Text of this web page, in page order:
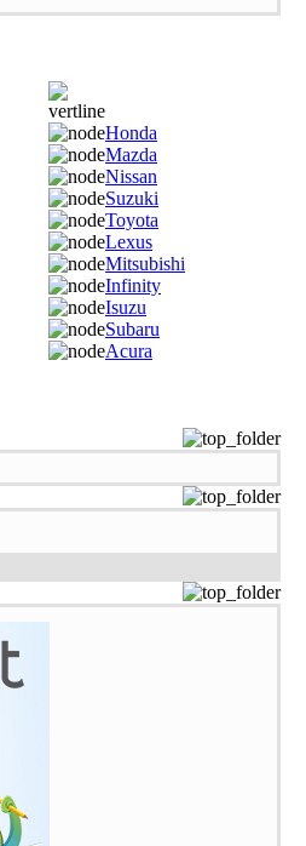
Honda
Mazda
Nissan
Suzuki
Toyota
Lexus
Mitsubishi
Infinity
Isuzu
Subaru
Acura